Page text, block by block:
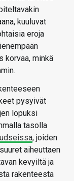
kuuluvat
eroja
korvaa, minkä
pysyivät
lopuksi
tasolla
, joiden
aiheuttaen
kevyiltä ja
rakenteesta